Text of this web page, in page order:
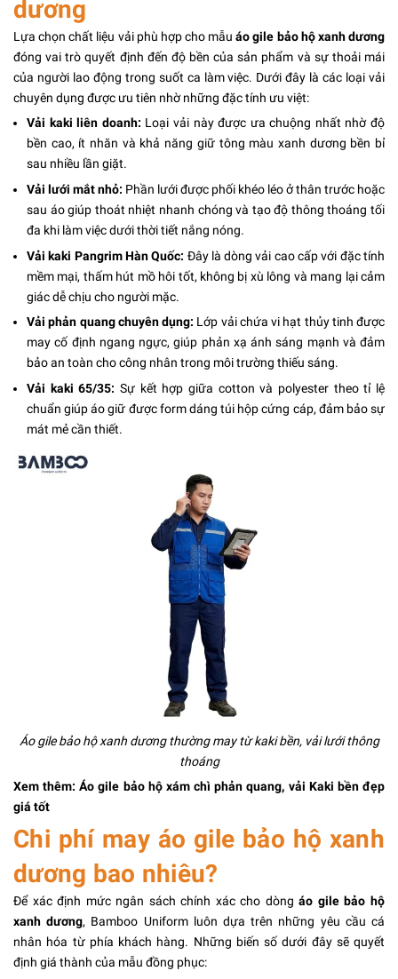
dương
Lựa chọn chất liệu vải phù hợp cho mẫuáo gile bảo hộ xanh dương
đóng vai trò quyết định đến độ bền của sản phẩm và sự thoải mái
của người lao động trong suốt ca làm việc. Dưới đây là các loại vải
chuyên dụng được ưu tiên nhờ những đặc tính ưu việt:
Vải kaki liên doanh: Loại vải này được ưa chuộng nhất nhờ độ
bền cao, ít nhăn và khả năng giữ tông màu xanh dương bền bỉ
sau nhiều lần giặt.
Vải lưới mắt nhỏ: Phần lưới được phối khéo léo ở thân trước hoặc
sau áo giúp thoát nhiệt nhanh chóng và tạo độ thông thoáng tối
đa khi làm việc dưới thời tiết nắng nóng.
Vải kaki Pangrim Hàn Quốc: Đây là dòng vải cao cấp với đặc tính
mềm mại, thấm hút mồ hôi tốt, không bị xù lông và mang lại cảm
giác dễ chịu cho người mặc.
Vải phản quang chuyên dụng: Lớp vải chứa vi hạt thủy tinh được
may cố định ngang ngực, giúp phản xạ ánh sáng mạnh và đảm
bảo an toàn cho công nhân trong môi trường thiếu sáng.
Vải kaki 65/35: Sự kết hợp giữa cotton và polyester theo tỉ lệ
chuẩn giúp áo giữ được form dáng túi hộp cứng cáp, đảm bảo sự
mát mẻ cần thiết.
Áo gile bảo hộ xanh dương thường may từ kaki bền, vải lưới thông
thoáng
Xem thêm:Áo gile bảo hộ xám chì phản quang, vải Kaki bền đẹp
giá tốt
Chi phí may áo gile bảo hộ xanh
dương bao nhiêu?
Để xác định mức ngân sách chính xác cho dòng áo gile bảo hộ
xanh dương, Bamboo Uniform luôn dựa trên những yêu cầu cá
nhân hóa từ phía khách hàng. Những biến số dưới đây sẽ quyết
định giá thành của mẫu đồng phục: